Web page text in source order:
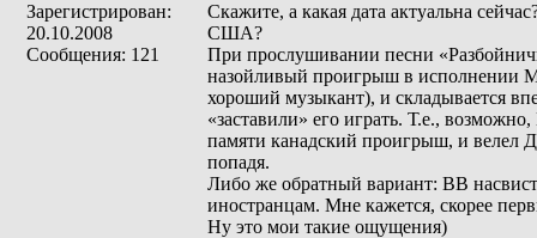
Зарегистрирован:
20.10.2008
Сообщения: 121
Скажите, а какая дата актуальна
США?
При прослушивании песни
назойливый проигрыш в исполнении
хороший музыкант), и складывается
«заставили» его играть. Т.е.,
памяти канадский проигрыш, и велел
попадя.
Либо же обратный вариант: ВВ
иностранцам. Мне кажется, скорее
Ну это мои такие ощущения)